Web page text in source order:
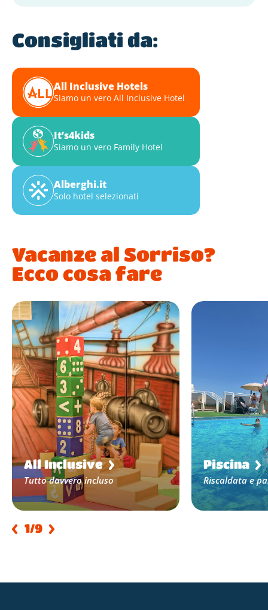
Consigliati da:
All Inclusive Hotels
Siamo un vero All Inclusive Hotel
It’s4kids
Siamo un vero Family Hotel
Alberghi.it
Solo hotel selezionati
Vacanze al Sorriso?
Ecco cosa fare
All Inclusive
Tutto davvero incluso
Piscina
Riscaldata e
1/9